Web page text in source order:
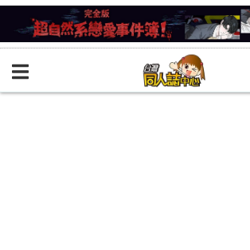
BOOKY書集倉庫